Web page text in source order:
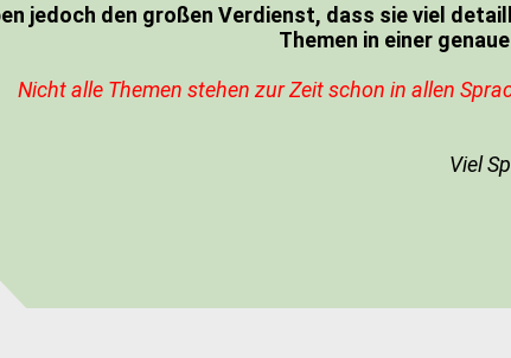
jedoch den großen Verdienst, dass sie viel
Themen in einer
Nicht alle Themen stehen zur Zeit schon in allen
Viel